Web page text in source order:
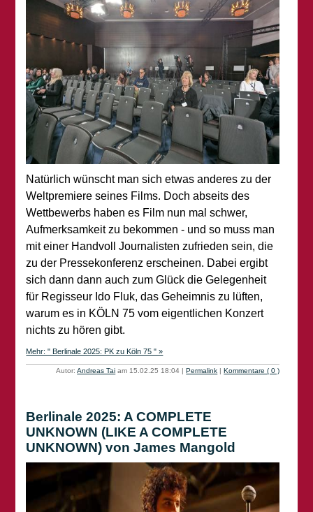
Natürlich wünscht man sich etwas anderes zu der
Weltpremiere seines Films. Doch abseits des
Wettbewerbs haben es Film nun mal schwer,
Aufmerksamkeit zu bekommen - und so muss man
mit einer Handvoll Journalisten zufrieden sein, die
zu der Pressekonferenz erscheinen. Dabei ergibt
sich dann dann auch zum Glück die Gelegenheit
für Regisseur Ido Fluk, das Geheimnis zu lüften,
warum es in KÖLN 75 vom eigentlichen Konzert
nichts zu hören gibt.
Mehr: " Berlinale 2025: PK zu Köln 75 " »
Autor:Andreas Tai am 15.02.25 18:04 |Permalink |Kommentare ( 0 )
Berlinale 2025: A COMPLETE
UNKNOWN (LIKE A COMPLETE
UNKNOWN) von James Mangold